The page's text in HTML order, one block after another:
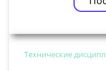
Технические